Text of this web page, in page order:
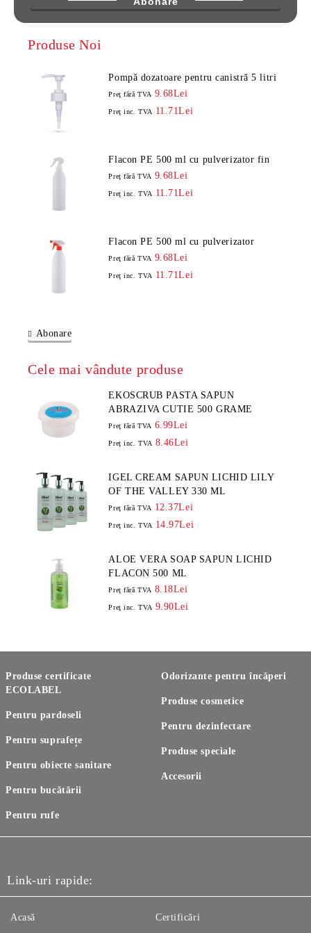
Produse Noi
Pompă dozatoare pentru canistră 5 litri
Preţ fără TVA 9.68Lei
Preţ inc. TVA 11.71Lei
Flacon PE 500 ml cu pulverizator fin
Preţ fără TVA 9.68Lei
Preţ inc. TVA 11.71Lei
Flacon PE 500 ml cu pulverizator
Preţ fără TVA 9.68Lei
Preţ inc. TVA 11.71Lei
Abonare
Cele mai vândute produse
EKOSCRUB PASTA SAPUN
ABRAZIVA CUTIE 500 GRAME
Preţ fără TVA 6.99Lei
Preţ inc. TVA 8.46Lei
IGEL CREAM SAPUN LICHID LILY
OF THE VALLEY 330 ML
Preţ fără TVA 12.37Lei
Preţ inc. TVA 14.97Lei
ALOE VERA SOAP SAPUN LICHID
FLACON 500 ML
Preţ fără TVA 8.18Lei
Preţ inc. TVA 9.90Lei
Produse certificate
ECOLABEL
Pentru pardoseli
Pentru suprafețe
Pentru obiecte sanitare
Pentru bucătării
Pentru rufe
Odorizante pentru încăperi
Produse cosmetice
Pentru dezinfectare
Produse speciale
Accesorii
Link-uri rapide:
Acasă Certificări